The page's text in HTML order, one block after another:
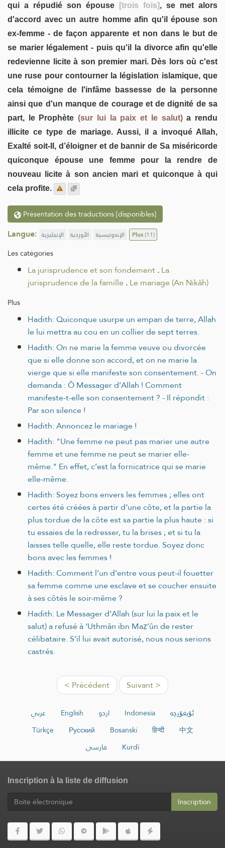
qui a répudié son épouse
[trois fois], se met alors
d'accord avec un autre homme afin qu'il épouse son
ex-femme - de façon apparente et non dans le but de
se marier légalement - puis qu'il la divorce afin qu'elle
redevienne licite à son premier mari. Dès lors où c'est
une ruse pour contourner la législation islamique, que
cela témoigne de l'infâme bassesse de la personne
ainsi que d'un manque de courage et de dignité de sa
part, le Prophète(sur lui la paix et le salut)a rendu
illicite ce type de mariage. Aussi, il a invoqué Allah,
Exalté soit-Il, d’éloigner et de bannir de Sa miséricorde
quiconque épouse une femme pour la rendre de
nouveau licite à son ancien mari et quiconque à qui
cela profite.
Présentation des traductions [disponibles]
Langue: الإنجليزية الأوردية الإندونيسية Plus(11)
Les catégories
La jurisprudence et son fondement.La
jurisprudence de la famille .Le mariage (An Nikâh)
Plus
Hadith: Quiconque usurpe un empan de terre, Allah
le lui mettra au cou en un collier de sept terres.
Hadith: On ne marie la femme veuve ou divorcée
que si elle donne son accord, et on ne marie la
vierge que si elle manifeste son consentement. - On
demanda : Ô Messager d’Allah ! Comment
manifeste-t-elle son consentement ? - Il répondit :
Par son silence !
Hadith: Annoncez le mariage !
Hadith: "Une femme ne peut pas marier une autre
femme et une femme ne peut se marier elle-
même." En effet, c’est la fornicatrice qui se marie
elle-même.
Hadith: Soyez bons envers les femmes ; elles ont
certes été créées à partir d’une côte, et la partie la
plus tordue de la côte est sa partie la plus haute : si
tu essaies de la redresser, tu la brises ; et si tu la
laisses telle quelle, elle reste tordue. Soyez donc
bons avec les femmes !
Hadith: Comment l’un d’entre vous peut-il fouetter
sa femme comme une esclave et se coucher ensuite
à ses côtés le soir-même ?
Hadith: Le Messager d’Allah (sur lui la paix et le
salut) a refusé à ‘Uthmân ibn Maẓ’ûn de rester
célibataire. S’il lui avait autorisé, nous nous serions
castrés.
< Précédent Suivant >
عربي English اردو Indonesia
ئۇيغۇرچە
Türkçe
Русский Bosanski हिन्दी
中文
فارسی
Kurdî
Inscription à la liste de diffusion
Inscription